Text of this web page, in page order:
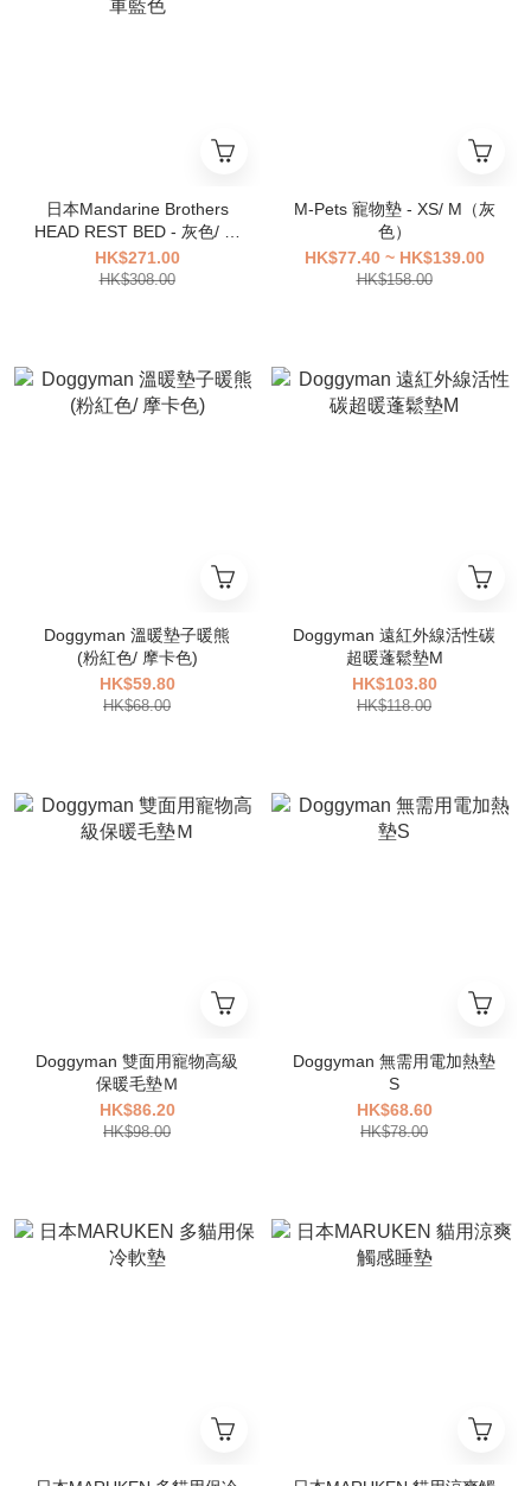
日本Mandarine Brothers
HEAD REST BED - 灰色/ 海
軍藍色
HK$271.00
HK$308.00
M-Pets 寵物墊 - XS/ M（灰
色）
HK$77.40 ~ HK$139.00
HK$158.00
Doggyman 溫暖墊子暖熊
(粉紅色/ 摩卡色)
HK$59.80
HK$68.00
Doggyman 遠紅外線活性碳
超暖蓬鬆墊M
HK$103.80
HK$118.00
Doggyman 雙面用寵物高級
保暖毛墊Ｍ
HK$86.20
HK$98.00
Doggyman 無需用電加熱墊
S
HK$68.60
HK$78.00